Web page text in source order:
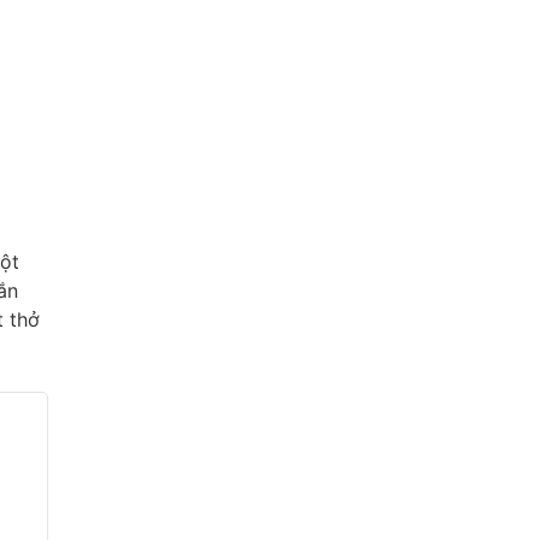
thở